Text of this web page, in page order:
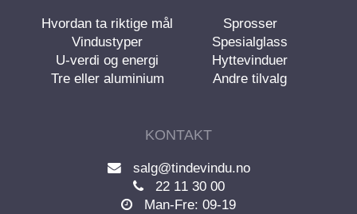
Hvordan ta riktige mål
Vindustyper
U-verdi og energi
Tre eller aluminium
Sprosser
Spesialglass
Hyttevinduer
Andre tilvalg
KONTAKT
salg@tindevindu.no
22 11 30 00
Man-Fre: 09-19